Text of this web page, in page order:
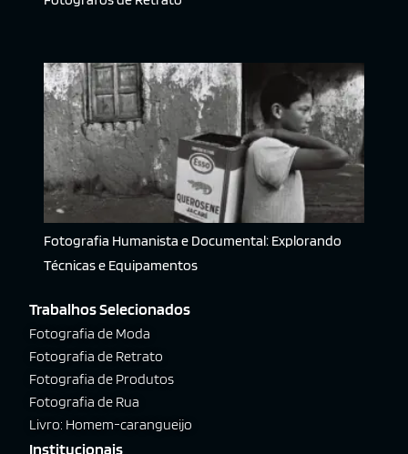
Fotografia Humanista e Documental: Explorando
Técnicas e Equipamentos
Trabalhos Selecionados
Fotografia de Moda
Fotografia de Retrato
Fotografia de Produtos
Fotografia de Rua
Livro: Homem-carangueijo
Institucionais